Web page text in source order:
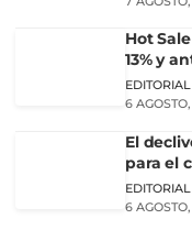
Hot
13% y
6
El
para el
6